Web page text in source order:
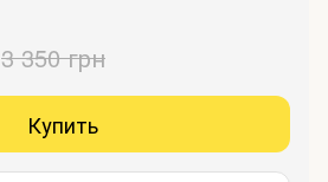
3 350 грн
Купить